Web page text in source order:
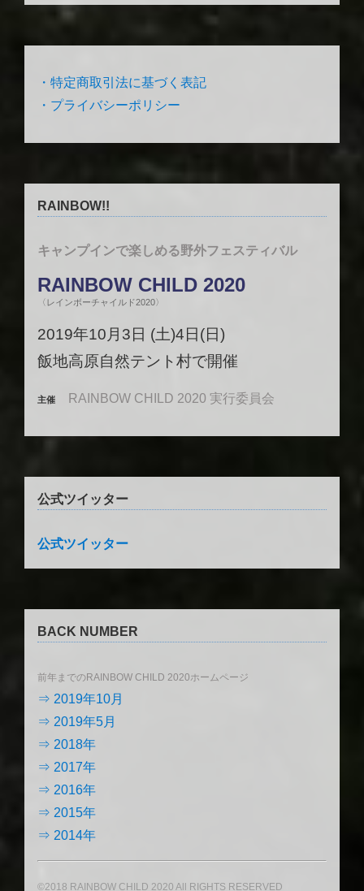
・特定商取引法に基づく表記
・プライバシーポリシー
RAINBOW!!
キャンプインで楽しめる野外フェスティバル
RAINBOW CHILD 2020
〈レインボーチャイルド2020〉
2019年10月3日 (土)4日(日)
飯地高原自然テント村で開催
主催 RAINBOW CHILD 2020 実行委員会
公式ツイッター
公式ツイッター
BACK NUMBER
前年までのRAINBOW CHILD 2020ホームページ
⇒ 2019年10月
⇒ 2019年5月
⇒ 2018年
⇒ 2017年
⇒ 2016年
⇒ 2015年
⇒ 2014年
©2018 RAINBOW CHILD 2020 All RIGHTS RESERVED